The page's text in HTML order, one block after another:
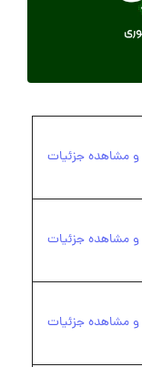
و مشاهده جزئیات
و مشاهده جزئیات
و مشاهده جزئیات